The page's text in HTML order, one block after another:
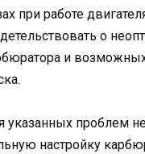
при работе
о
и
указанных проблем
настройку